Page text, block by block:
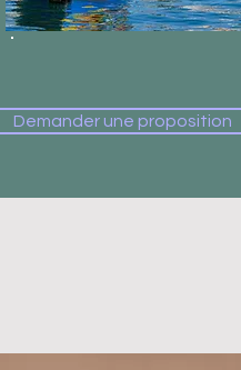
Demander une proposition